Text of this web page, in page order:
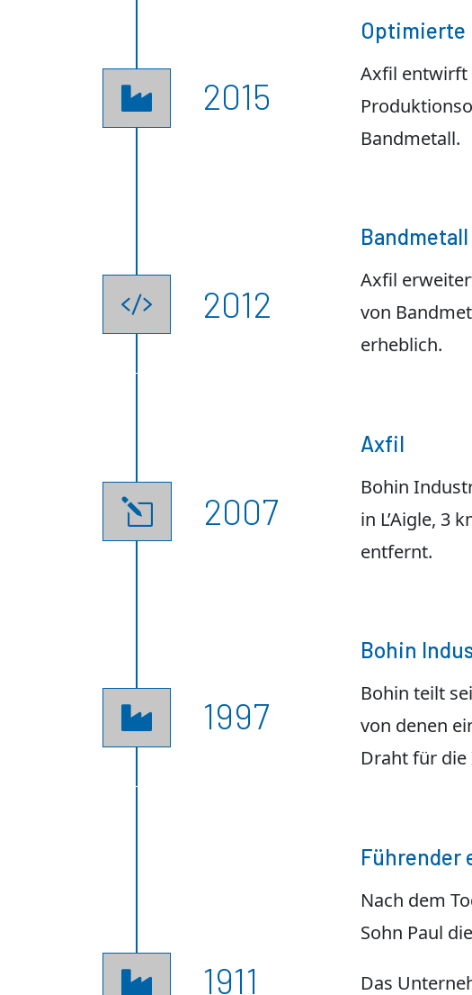
 2015
Optimierte
Axfil entwirft
Bandmetall.
 2012
Bandmetall
Axfil
von
erheblich.
l 2007
Axfil
Bohin
in L’Aigle, 3
entfernt.
 1997
Bohin
Bohin teilt
von denen
Draht für
 1911
Führender
Nach dem
Sohn Paul
Das